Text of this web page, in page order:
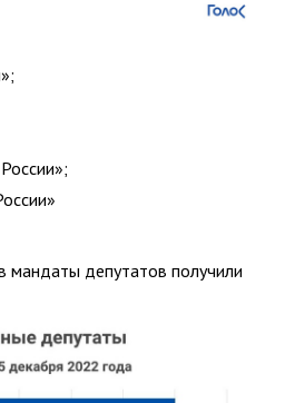
мандаты депутатов получили